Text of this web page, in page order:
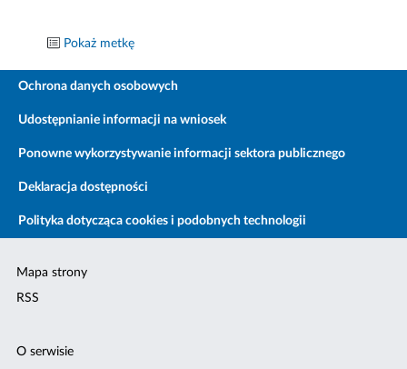
Pokaż metkę
Ochrona danych osobowych
Udostępnianie informacji na wniosek
Ponowne wykorzystywanie informacji sektora publicznego
Deklaracja dostępności
Polityka dotycząca cookies i podobnych technologii
Mapa strony
RSS
O serwisie